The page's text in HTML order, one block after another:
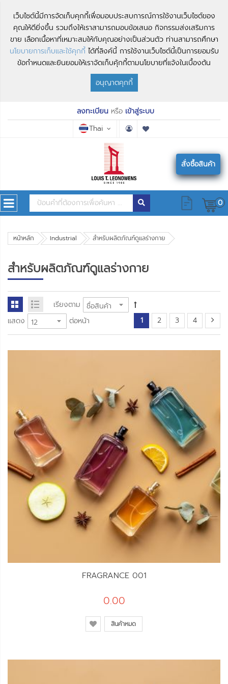
เว็บไซต์นี้มีการจัดเก็บคุกกี้เพื่อมอบประสบการณ์การใช้งานเว็บไซต์ของ
คุณให้ดียิ่งขึ้น รวมถึงให้เราสามารถมอบข้อเสนอ กิจกรรมส่งเสริมการ
ขาย เลือกเนื้อหาที่เหมาะสมให้กับคุณอย่างเป็นส่วนตัว ท่านสามารถศึกษา
นโยบายการเก็บและใช้คุกกี้ ได้ที่ลิงค์นี้ การใช้งานเว็บไซต์นี้เป็นการยอมรับ
ข้อกำหนดและยินยอมให้เราจัดเก็บคุ้กกี้ตามนโยบายที่แจ้งในเบื้องต้น
อนุญาตคุกกี้
ลงทะเบียนหรือ เข้าสู่ระบบ
Thai
สั่งซื้อสินค้า
0
หน้าหลัก Industrial สำหรับผลิตภัณฑ์ดูแลร่างกาย
สำหรับผลิตภัณฑ์ดูแลร่างกาย
เรียงตาม
แสดง
ต่อหน้า 1 2 3 4
FRAGRANCE 001
0.00
สินค้าหมด